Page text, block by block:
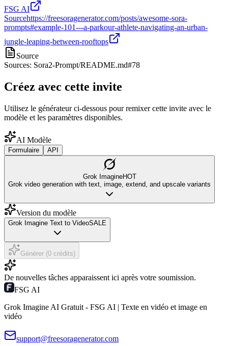
FSG AI
Sourcehttps://freesoragenerator.com/posts/awesome-sora-
prompts#example-101---a-parkour-athlete-navigating-an-urban-
jungle-leaping-between-rooftops
Source
Sources: Sora2-Prompt/README.md#78
Créez avec cette invite
Utilisez le générateur ci-dessous pour remixer cette invite avec le
modèle et les paramètres disponibles.
AI Modèle
Formulaire API
Grok ImagineHOT
Grok video generation with text, image, extend, and upscale variants
Version du modèle
Grok Imagine Text to VideoSALE
Générer (0 crédits)
De nouvelles tâches apparaissent ici après votre soumission.
FSG AI
Grok Imagine AI Gratuit - FSG AI | Texte en vidéo et image en
vidéo
support@freesoragenerator.com